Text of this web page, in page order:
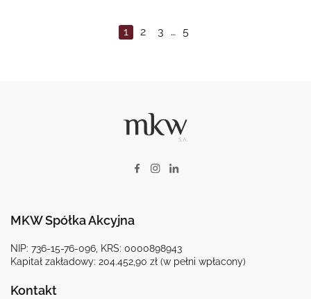
1 2 3 … 5
MKW Spółka Akcyjna
NIP: 736-15-76-096, KRS: 0000898943
Kapitał zakładowy: 204.452,90 zł (w pełni wpłacony)
Kontakt